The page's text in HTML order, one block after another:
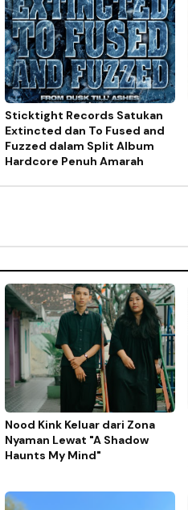
Sticktight Records Satukan
Extincted dan To Fused and
Fuzzed dalam Split Album
Hardcore Penuh Amarah
Nood Kink Keluar dari Zona
Nyaman Lewat "A Shadow
Haunts My Mind"